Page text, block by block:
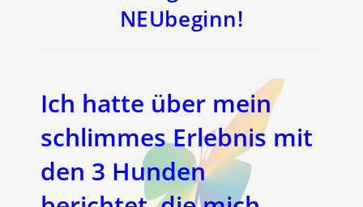
NEUbeginn!
Ich hatte über mein
schlimmes Erlebnis mit
den 3 Hunden